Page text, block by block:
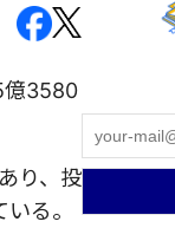
億3580
り、投
る。